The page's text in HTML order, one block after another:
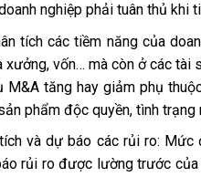
nghiệp phải tuân thủ khi
tích các tiềm năng của
xưởng, vốn… mà còn ở các tài
M&A tăng hay giảm phụ
phẩm độc quyền, tình trạng
và dự báo các rủi ro:
rủi ro được lường trước